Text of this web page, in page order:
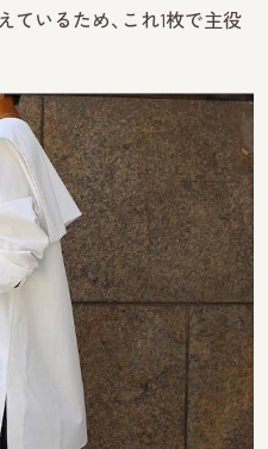
ているため、これ1枚で主役